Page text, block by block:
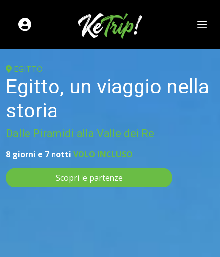
EGITTO
Egitto, un viaggio nella
storia
Dalle Piramidi alla Valle dei Re
8 giorni e 7 notti VOLO INCLUSO